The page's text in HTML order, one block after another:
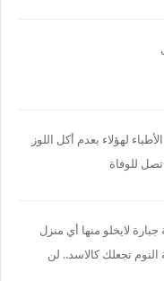
لهؤلاء بعدم أكل اللوز
للوفاة
لايخلو منها أي منزل
تجعلك كالاسد.. لن